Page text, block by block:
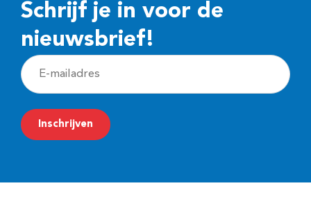
Schrijf je in voor de
nieuwsbrief!
E
-
m
a
Inschrijven